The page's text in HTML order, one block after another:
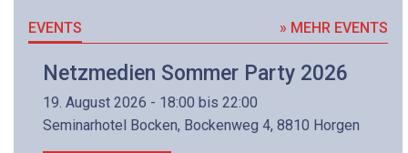
EVENTS » MEHR EVENTS
Netzmedien Sommer Party 2026
19. August 2026 - 18:00 bis 22:00
Seminarhotel Bocken, Bockenweg 4, 8810 Horgen